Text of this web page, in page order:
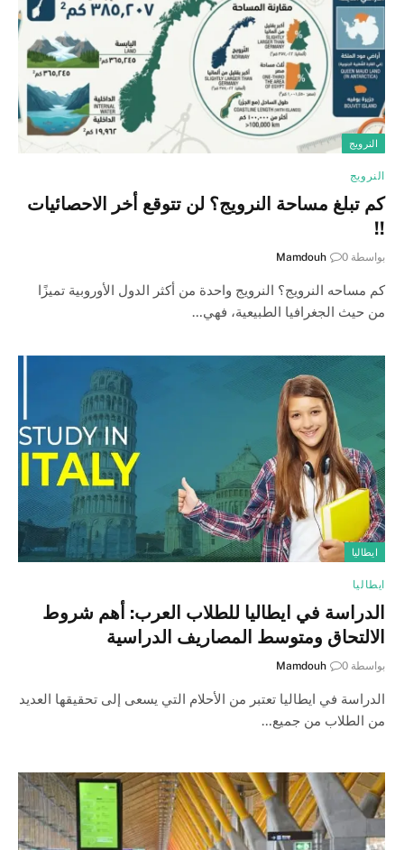
النرويج
النرويج
كم تبلغ مساحة النرويج؟ لن تتوقع أخر الاحصائيات
!!
بواسطة Mamdouh 0
كم مساحه النرويج؟ النرويج واحدة من أكثر الدول الأوروبية تميزًا
من حيث الجغرافيا الطبيعية، فهي…
ايطاليا
ايطاليا
الدراسة في ايطاليا للطلاب العرب: أهم شروط
الالتحاق ومتوسط المصاريف الدراسية
بواسطة Mamdouh 0
الدراسة في ايطاليا تعتبر من الأحلام التي يسعى إلى تحقيقها العديد
من الطلاب من جميع…